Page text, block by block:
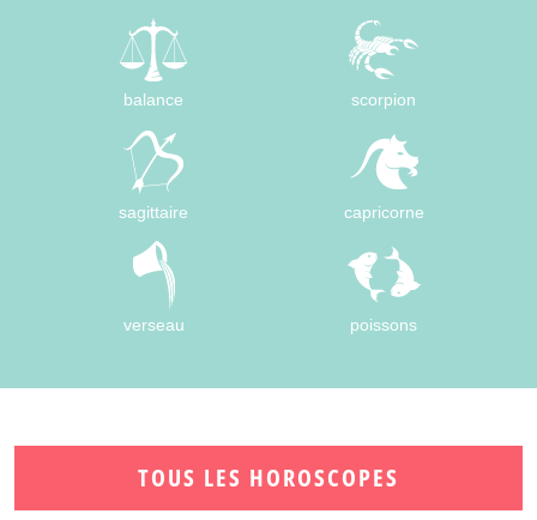
balance scorpion
sagittaire capricorne
verseau poissons
TOUS LES HOROSCOPES